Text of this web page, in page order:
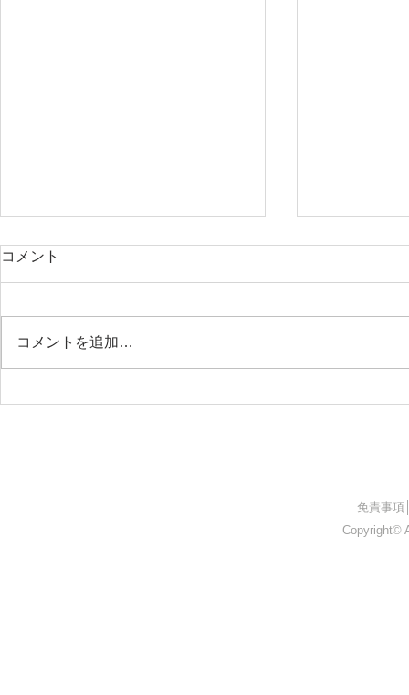
コメント
コメントを追加…
​免責事項
Copyright©